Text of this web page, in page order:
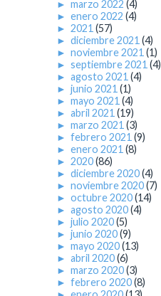
► marzo 2022 (4)
► enero 2022 (4)
► 2021 (57)
► diciembre 2021 (4)
► noviembre 2021 (1)
► septiembre 2021 (4)
► agosto 2021 (4)
► junio 2021 (1)
► mayo 2021 (4)
► abril 2021 (19)
► marzo 2021 (3)
► febrero 2021 (9)
► enero 2021 (8)
► 2020(86)
► diciembre 2020(4)
► noviembre 2020(7)
► octubre 2020(14)
► agosto 2020(4)
► julio 2020(5)
► junio 2020(9)
► mayo 2020(13)
► abril 2020(6)
► marzo 2020(3)
► febrero 2020(8)